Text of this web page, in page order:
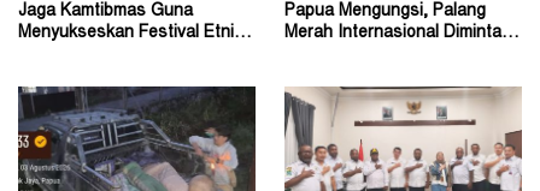
Jaga Kamtibmas Guna
Menyukseskan Festival Etnik
Papua Mengungsi, Palang
Merah Internasional Diminta